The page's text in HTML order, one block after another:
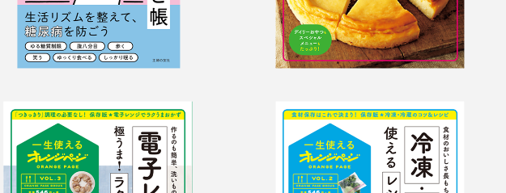
電子レンジで極う
ま！ラクおかず
冷凍・冷蔵のコツ＆
使えるレシピ